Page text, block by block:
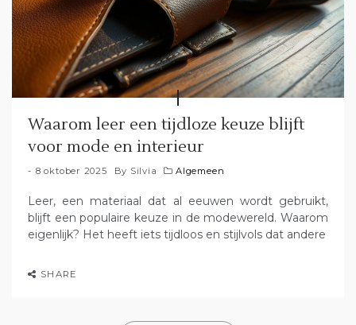
Waarom leer een tijdloze keuze blijft
voor mode en interieur
8 oktober 2025 By Silvia Algemeen
Leer, een materiaal dat al eeuwen wordt gebruikt,
blijft een populaire keuze in de modewereld. Waarom
eigenlijk? Het heeft iets tijdloos en stijlvols dat andere
SHARE